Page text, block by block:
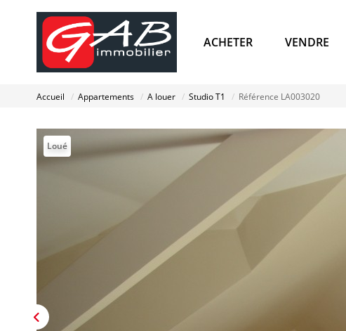
ACHETER VENDRE
Accueil Appartements A louer Studio T1 Référence LA003020
Loué